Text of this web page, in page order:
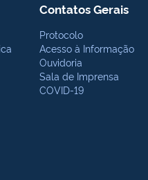
Contatos Gerais
Protocolo
Acesso à Informação
Ouvidoria
Sala de Imprensa
COVID-19